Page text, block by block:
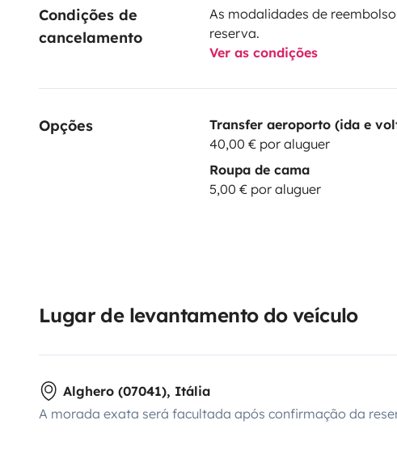
Condições de
cancelamento
As modalidades de
reserva.
Ver as condições
Opções
Transfer aeroporto (ida e
40,00 € por aluguer
Roupa de cama
5,00 € por aluguer
Lugar de levantamento do veículo
Alghero (07041), Itália
A morada exata será facultada após confirmação da